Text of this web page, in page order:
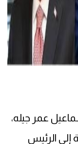
عمر جيله،
إلى الرئيس